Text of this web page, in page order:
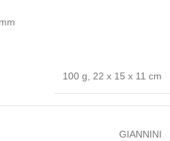
100 g, 22 x 15 x 11 cm
‎GIANNINI